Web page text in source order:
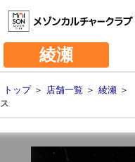
綾瀬
トップ＞ 店舗一覧 ＞ 綾瀬 ＞
ス